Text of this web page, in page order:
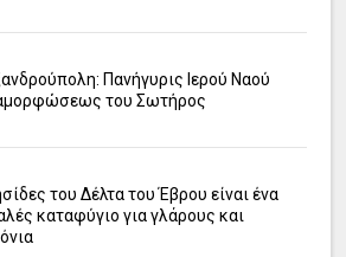
Πανήγυρις Ιερού Ναού
του Σωτήρος
του Δέλτα του Έβρου είναι ένα
καταφύγιο για γλάρους και